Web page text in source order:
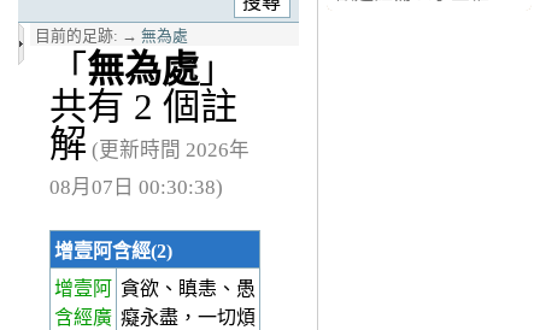
目前的足跡: → 無為處
「 無為處 」
共有 2 個註
解 (更新時間 2026年
08月07日 00:30:38)
增壹阿含經(2)
增壹阿
含經廣
貪欲、瞋恚、愚
癡永盡，一切煩